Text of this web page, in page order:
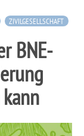
ZIVILGESELLSCHAFT
BNE-